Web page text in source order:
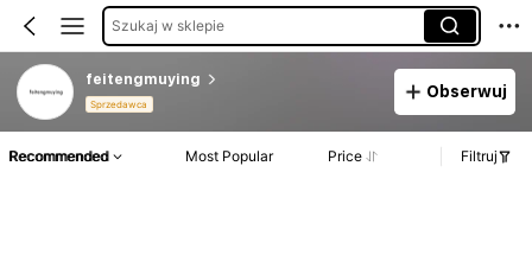
Szukaj w sklepie
feitengmuying
Sprzedawca
Obserwuj
Recommended Most Popular Price Filtruj